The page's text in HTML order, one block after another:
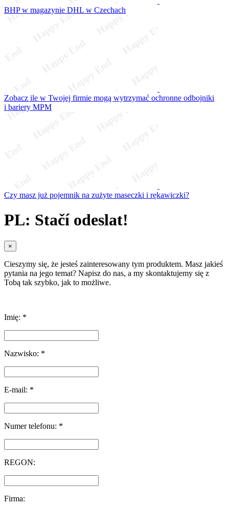
BHP w magazynie DHL w Czechach
Zobacz ile w Twojej firmie mogą wytrzymać ochronne odbojniki
i bariery MPM
Czy masz już pojemnik na zużyte maseczki i rękawiczki?
PL: Stačí odeslat!
×
Cieszymy się, że jesteś zainteresowany tym produktem. Masz jakieś
pytania na jego temat? Napisz do nas, a my skontaktujemy się z
Tobą tak szybko, jak to możliwe.
Imię: *
Nazwisko: *
E-mail: *
Numer telefonu: *
REGON:
Firma: